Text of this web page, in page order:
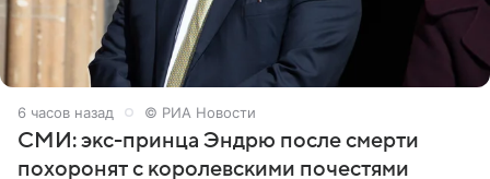
6 часов назад © РИА Новости
СМИ: экс-принца Эндрю после смерти
похоронят с королевскими почестями